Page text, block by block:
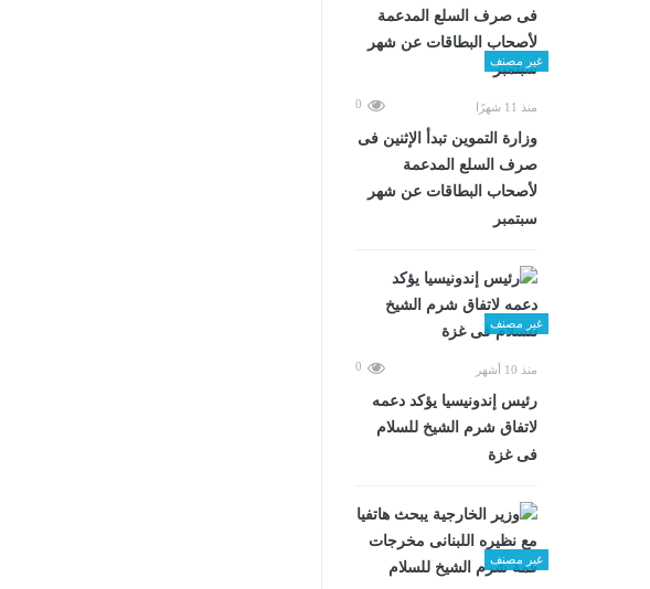
غير مصنف
منذ 11 شهرًا 0
وزارة التموين تبدأ الإثنين فى
صرف السلع المدعمة
لأصحاب البطاقات عن شهر
سبتمبر
غير مصنف
منذ 10 أشهر 0
رئيس إندونيسيا يؤكد دعمه
لاتفاق شرم الشيخ للسلام
فى غزة
غير مصنف